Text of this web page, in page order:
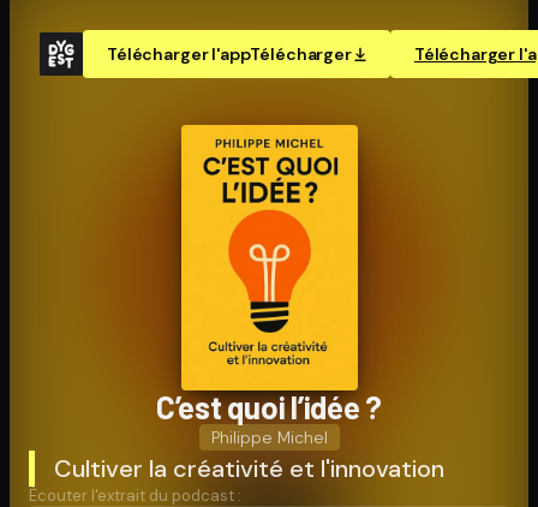
Télécharger l'appTélécharger Télécharger
C’est quoi l’idée ?
Philippe Michel
Cultiver la créativité et l'innovation
Écouter l'extrait du podcast :